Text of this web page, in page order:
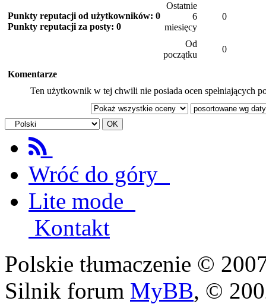
Punkty reputacji od użytkowników: 0
Punkty reputacji za posty: 0
Ostatnie
6
miesięcy
0
Od
początku
0
Komentarze
Ten użytkownik w tej chwili nie posiada ocen spełniających
Wróć do góry
Lite mode
Kontakt
Polskie tłumaczenie ©
Silnik forum MyBB, ©